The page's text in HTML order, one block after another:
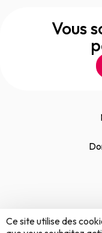
Vous
Ce site utilise des